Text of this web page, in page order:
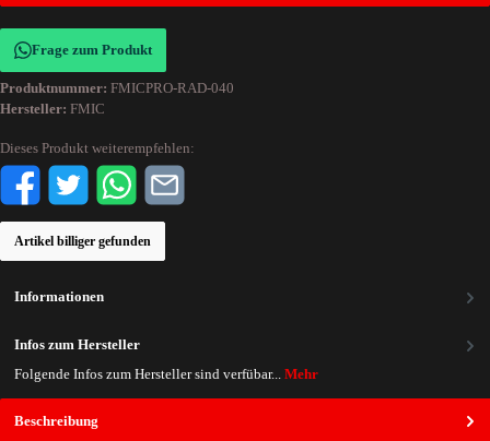
Frage zum Produkt
Produktnummer: FMICPRO-RAD-040
Hersteller: FMIC
Dieses Produkt weiterempfehlen:
Artikel billiger gefunden
Beschreibung
Informationen
Infos zum Hersteller
Folgende Infos zum Hersteller sind verfübar... Mehr